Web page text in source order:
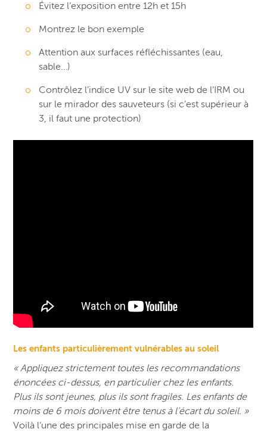
Évitez l’exposition entre 12h et 15h
Montrez le bon exemple
Attention aux surfaces réfléchissantes (eau,
sable…)
Contrôlez l’indice UV sur le site web de l’IRM ou
sur le mirador des sauveteurs (si c’est supérieur à
3, il faut une protection)
Les enfants particulièrement vulnérables au soleil
« Appliquez strictement toutes les recommandations
énoncées ci-dessus, en particulier chez les enfants.
Plus ils sont jeunes, plus ils sont fragiles. Les enfants de
moins de 6 mois doivent être tenus à l’écart du soleil. »
Voilà l’une des principales mise en garde de la